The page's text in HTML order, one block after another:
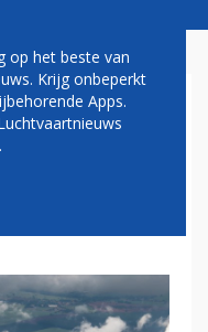
KLM
ANDER
IN
op het beste van
Krijg onbeperkt
Apps.